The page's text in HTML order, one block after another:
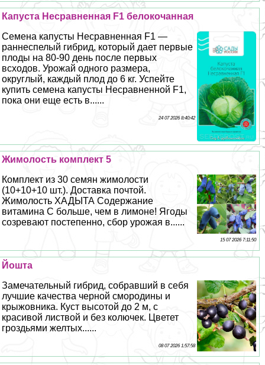
Капуста Несравненная F1 белокочанная
Семена капусты Несравненная F1 —
раннеспелый гибрид, который дает первые
плоды на 80-90 день после первых
всходов. Урожай одного размера,
округлый, каждый плод до 6 кг. Успейте
купить семена капусты Несравненной F1,
пока они еще есть в......
24 07 2026 8:40:42
Жимолость комплект 5
Комплект из 30 семян жимолости
(10+10+10 шт.). Доставка почтой.
Жимолость ХАДЫТА Содержание
витамина С больше, чем в лимоне! Ягоды
созревают постепенно, сбор урожая в......
15 07 2026 7:11:50
Йошта
Замечательный гибрид, собравший в себя
лучшие качества черной смородины и
крыжовника. Куст высотой до 2 м, с
красивой листвой и без колючек. Цветет
гроздьями желтых......
08 07 2026 1:57:58